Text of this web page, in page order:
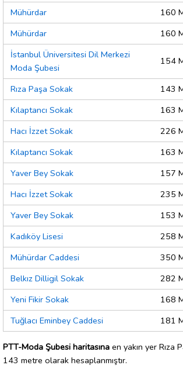
Mühürdar
160
Mühürdar
160
İstanbul Üniversitesi Dil Merkezi
Moda Şubesi
154
Rıza Paşa Sokak
143
Kılaptancı Sokak
163
Hacı İzzet Sokak
226
Kılaptancı Sokak
163
Yaver Bey Sokak
157
Hacı İzzet Sokak
235
Yaver Bey Sokak
153
Kadıköy Lisesi
258
Mühürdar Caddesi
350
Belkız Dilligil Sokak
282
Yeni Fikir Sokak
168
Tuğlacı Eminbey Caddesi
181
PTT-Moda Şubesi haritasına en yakın yer Rıza
143 metre olarak hesaplanmıştır.